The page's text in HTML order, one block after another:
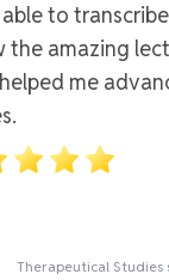
to
the amazing
me
Therapeutical Studies